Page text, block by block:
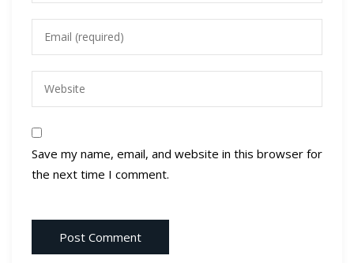
Save my name, email, and website in this browser for
the next time I comment.